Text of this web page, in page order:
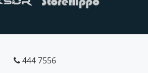
444 7556